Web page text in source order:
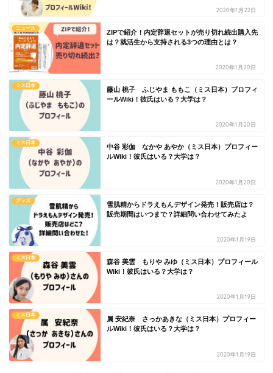
2020年1月22日
ニュース
ZIPで紹介！内定辞退セットが売り切れ続出購入先
は？就活生から支持される3つの理由とは？
2020年1月20日
ミス日本
藤山 桃子 ふじやま ももこ（ミス日本）プロフィ
ールWiki！彼氏はいる？大学は？
2020年1月20日
ミス日本
中谷 彩伽 なかや あやか（ミス日本）プロフィー
ルWiki！彼氏はいる？大学は？
2020年1月20日
グッズ
雪肌精からドラえもんデザイン発売！販売店は？
販売期間はいつまで？詳細問い合わせてみたよ
2020年1月19日
ミス日本
森谷 美雲 もりや みゆ（ミス日本）プロフィール
Wiki！彼氏はいる？大学は？
2020年1月19日
ミス日本
属 安紀奈 さっかあきな（ミス日本）プロフィー
ルWiki！彼氏はいる？大学は？
2020年1月19日